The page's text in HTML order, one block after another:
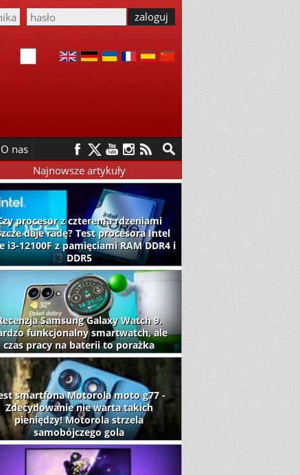
O nas
Najnowsze artykuły
procesor z czterema rdzeniami
daje radę? Test procesora Intel
i3-12100F z pamięciami RAM DDR4 i
DDR5
Samsung Galaxy Watch 9.
funkcjonalny smartwatch, ale
czas pracy na baterii to porażka
smartfona Motorola moto g77 -
Zdecydowanie nie warta takich
pieniędzy! Motorola strzela
samobójczego gola